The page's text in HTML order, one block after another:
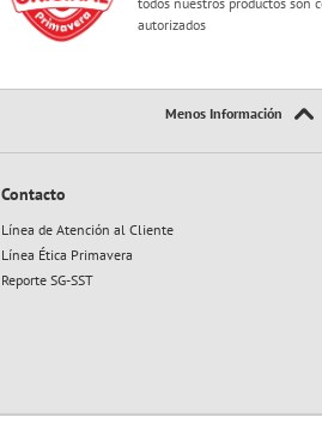
autorizados
Contacto
Línea de Atención al Cliente
Línea Ética Primavera
Reporte SG-SST